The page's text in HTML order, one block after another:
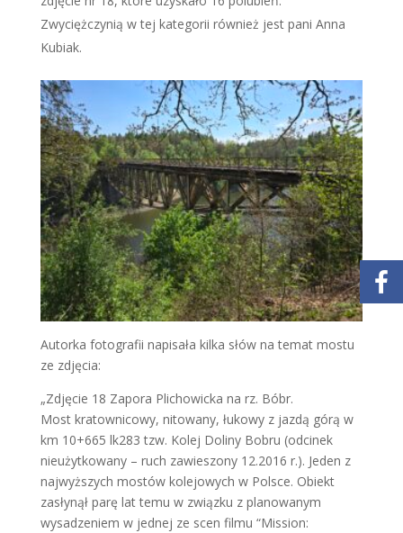
Zwyciężczynią w tej kategorii również jest pani Anna
Kubiak.
Autorka fotografii napisała kilka słów na temat mostu
ze zdjęcia:
„Zdjęcie 18 Zapora Plichowicka na rz. Bóbr.
Most kratownicowy, nitowany, łukowy z jazdą górą w
km 10+665 lk283 tzw. Kolej Doliny Bobru (odcinek
nieużytkowany – ruch zawieszony 12.2016 r.). Jeden z
najwyższych mostów kolejowych w Polsce. Obiekt
zasłynął parę lat temu w związku z planowanym
wysadzeniem w jednej ze scen filmu “Mission: